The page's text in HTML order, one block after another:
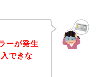
ーが発生
できな